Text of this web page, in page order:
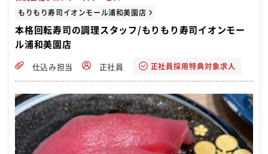
もりもり寿司イオンモール浦和美園店
本格回転寿司の調理スタッフ/もりもり寿司イオンモー
ル浦和美園店
仕込み担当 正社員 正社員採用特典対象求人